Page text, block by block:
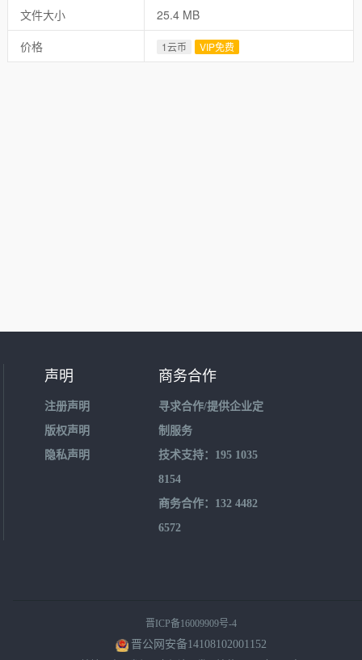
文件大小
25.4 MB
价格
1云币 VIP免费
声明
注册声明
版权声明
隐私声明
商务合作
寻求合作/提供企业定
制服务
技术支持：195 1035
8154
商务合作：132 4482
6572
晋ICP备16009909号-4
晋公网安备14108102001152